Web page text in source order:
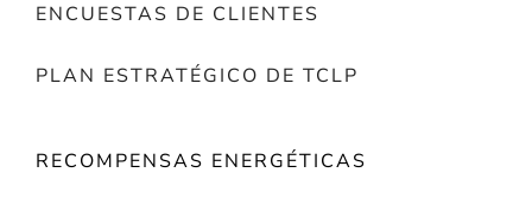
ENCUESTAS DE CLIENTES
PLAN ESTRATÉGICO DE TCLP
RECOMPENSAS ENERGÉTICAS